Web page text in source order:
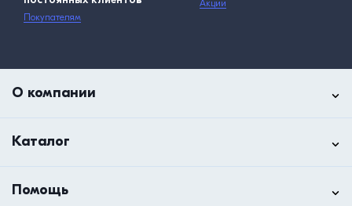
Покупателям
Акции
О компании
Каталог
Помощь